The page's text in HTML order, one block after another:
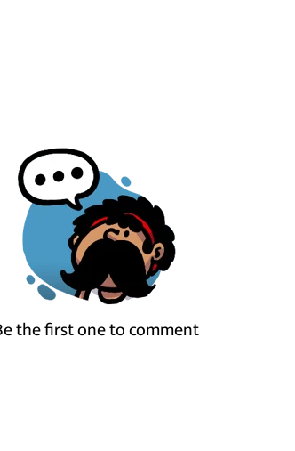
the first one to comment